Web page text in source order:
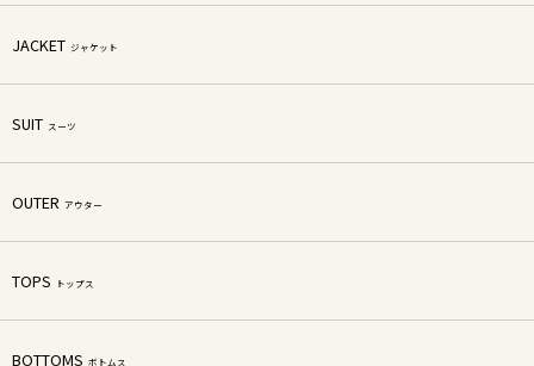
JACKET ジャケット
SUIT スーツ
OUTER アウター
TOPS トップス
BOTTOMS ボトムス